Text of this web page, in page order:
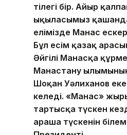
тілегі бір. Айыр
ықыласымыз
елімізде Манас
Бұл есім қазақ
Әйгілі Манасқа
Манастану ғылымының
Шоқан Уәлиханов
келеді. «Манас»
тартысқа түскен
араша түскенін